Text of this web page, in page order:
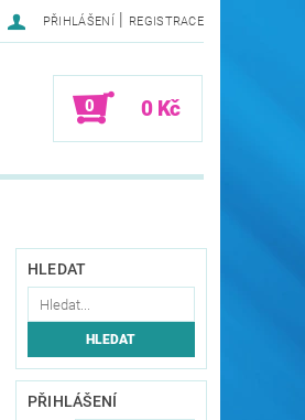
PŘIHLÁŠENÍ | REGISTRACE
0 0 Kč
HLEDAT
PŘIHLÁŠENÍ